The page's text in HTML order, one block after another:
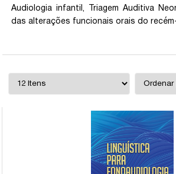
Audiologia infantil, Triagem Auditiva
das alterações funcionais orais do